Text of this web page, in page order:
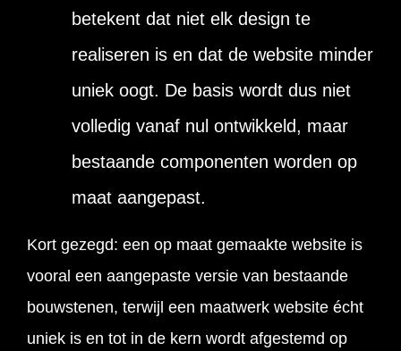
betekent dat niet elk design te
realiseren is en dat de website minder
uniek oogt. De basis wordt dus niet
volledig vanaf nul ontwikkeld, maar
bestaande componenten worden op
maat aangepast.
Kort gezegd: een op maat gemaakte website is
vooral een aangepaste versie van bestaande
bouwstenen, terwijl een maatwerk website écht
uniek is en tot in de kern wordt afgestemd op